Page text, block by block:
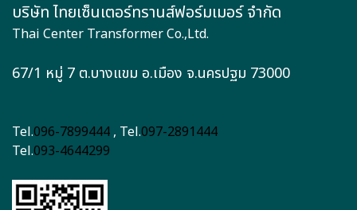
บริษัท ไทยเซ็นเตอร์ทรานส์ฟอร์มเมอร์ จำกัด
Thai Center Transformer Co.,Ltd.
67/1 หมู่ 7 ต.บางแขม อ.เมือง จ.นครปฐม 73000
Tel.096-7899444, Tel.097-2891444
Tel.093-4644299